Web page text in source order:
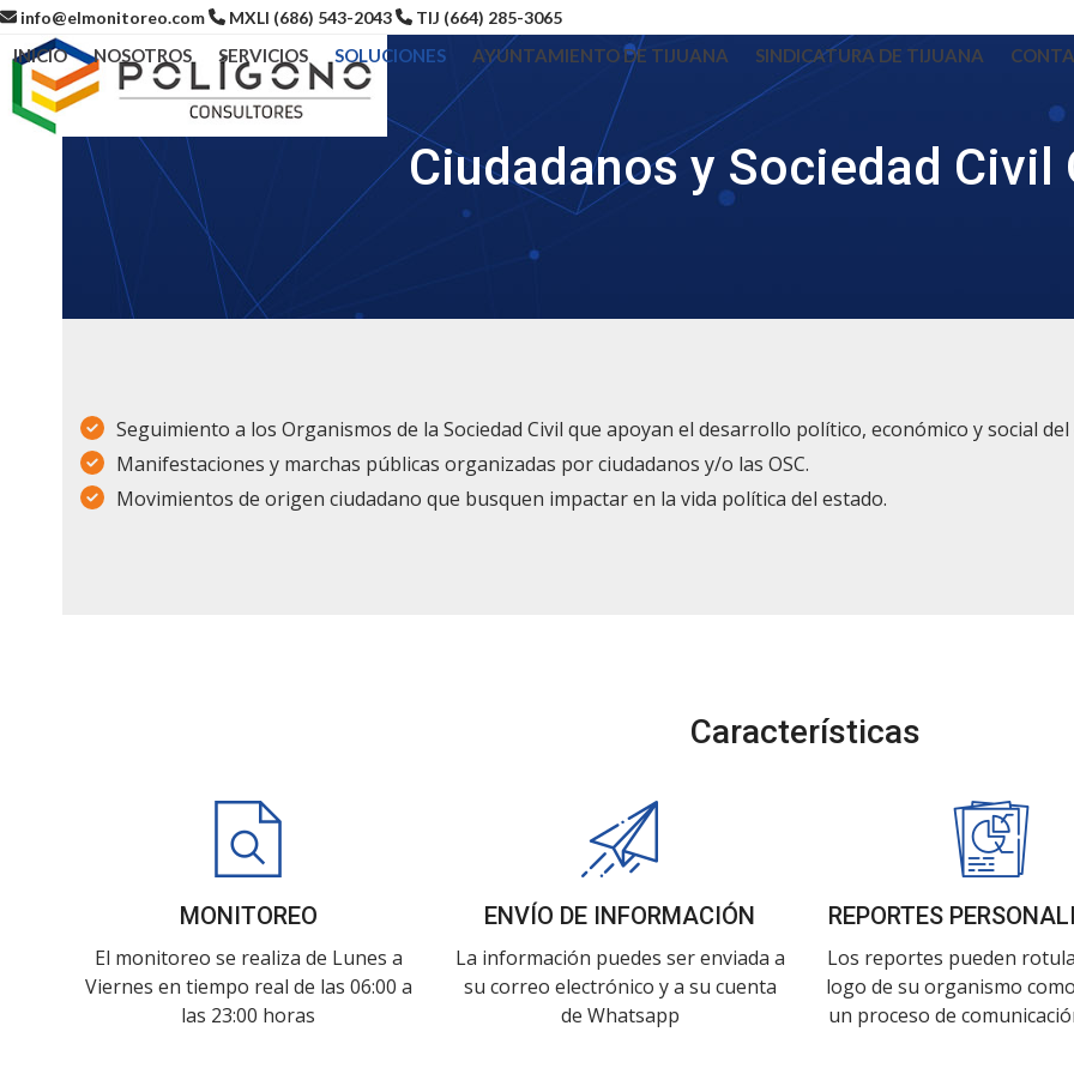
Skip
content
info@elmonitoreo.com MXLI (686) 543-2043 TIJ (664) 285-3065
INICIO NOSOTROS SERVICIOS SOLUCIONES AYUNTAMIENTO DE TIJUANA SINDICATURA DE TIJUANA
Ciudadanos y Sociedad Civil
Seguimiento a los Organismos de la Sociedad Civil que apoyan el desarrollo político, económico y social del
Manifestaciones y marchas públicas organizadas por ciudadanos y/o las OSC.
Movimientos de origen ciudadano que busquen impactar en la vida política del estado.
Características
MONITOREO
El monitoreo se realiza de Lunes a
Viernes en tiempo real de las 06:00 a
las 23:00 horas
ENVÍO DE INFORMACIÓN
La información puedes ser enviada a
su correo electrónico y a su cuenta
de Whatsapp
REPORTES
Los reportes pueden
logo de su organismo
un proceso de